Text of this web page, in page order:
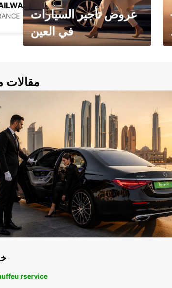
STATION INSIDE
عروض تأجير السيارات
في العين
مقالات
rservice